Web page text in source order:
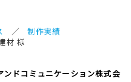
制作実績
材 様
ンドコミュニケーション株式会